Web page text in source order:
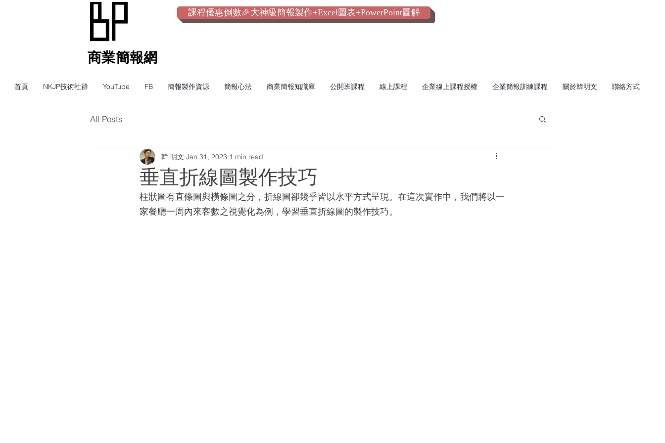
課程優惠倒數🎉大神級簡報製作+Excel圖表+PowerPoint圖解
​商業簡報網
首頁 NKJP技術社群 YouTube FB 簡報製作資源 簡報心法 商業簡報知識庫 公開班課程 線上課程 企業線上課程授權 企業簡報訓練課程 關於韓明文 聯絡方式
All Posts
垂直折線圖製作技巧
韓 明文 Jan 31, 2023 1 min read
柱狀圖有直條圖與橫條圖之分，折線圖卻幾乎皆以水平方式呈現。在這次實作中，我們將以一
家餐廳一周內來客數之視覺化為例，學習垂直折線圖的製作技巧。